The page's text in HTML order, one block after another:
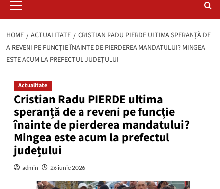
Menu
HOME ACTUALITATE
CRISTIAN RADU PIERDE ULTIMA SPERANȚĂ DE
A REVENI PE FUNCȚIE ÎNAINTE DE PIERDEREA MANDATULUI? MINGEA
ESTE ACUM LA PREFECTUL JUDEȚULUI
Actualitate
Cristian Radu PIERDE ultima
speranță de a reveni pe funcție
înainte de pierderea mandatului?
Mingea este acum la prefectul
județului
admin 26 iunie 2026